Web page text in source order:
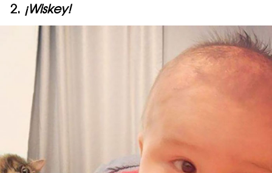
2. ¡Wiskey!